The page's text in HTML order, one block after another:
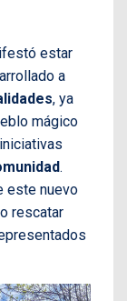
estar
a
, ya
mágico
.
este nuevo
rescatar